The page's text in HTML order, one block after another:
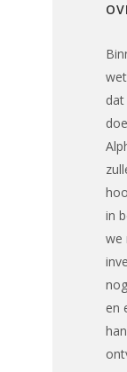
in
we
en